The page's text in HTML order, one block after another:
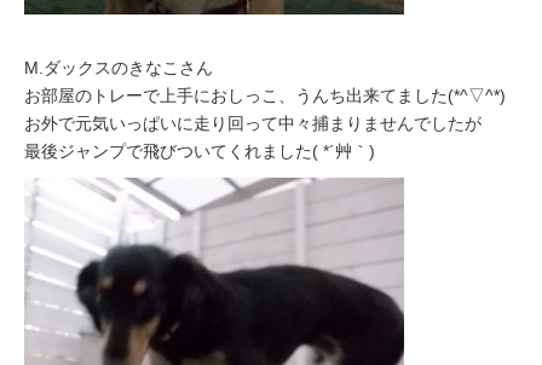
M.ダックスのきなこさん
お部屋のトレーで上手におしっこ、うんち出来てました(*^▽^*)
お外で元気いっぱいに走り回って中々捕まりませんでしたが
最後ジャンプで飛びついてくれました( *´艸｀)